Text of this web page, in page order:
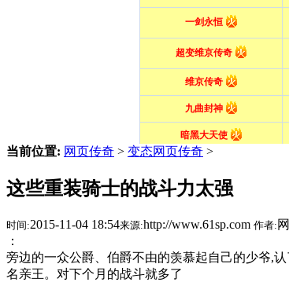
当前位置: 网页传奇 > 变态网页传奇 >
这些重装骑士的战斗力太强
时间:2015-11-04 18:54来源:http://www.61sp.com 作者:
：
旁边的一众公爵、伯爵不由的羡慕起自己的少爷,
名亲王。对下个月的战斗就多了